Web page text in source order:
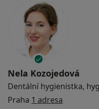
Nela Kozojedová
Dentální hygienistka,
Praha 1 adresa